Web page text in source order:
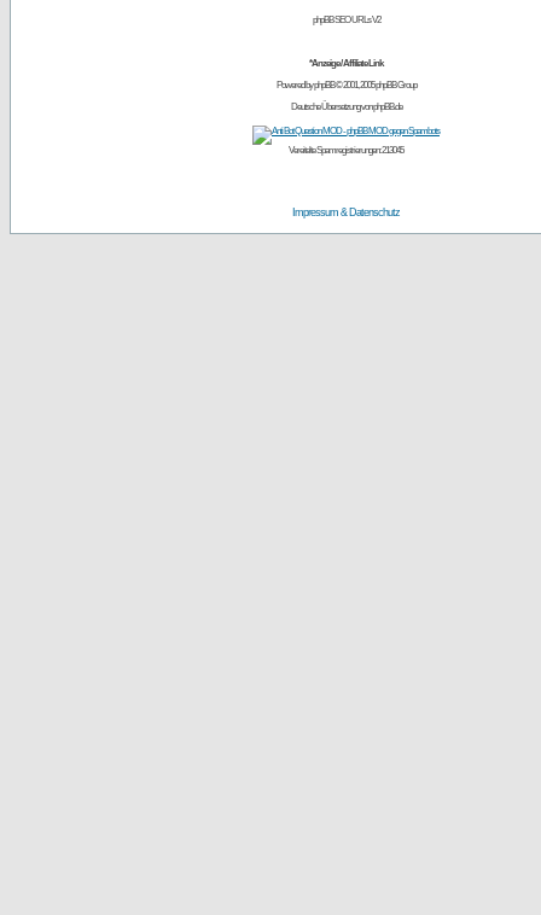
phpBB SEO URLs V2
*Anzeige / Affiliate Link
Powered byphpBB© 2001, 2005 phpBB Group
Deutsche Übersetzung vonphpBB.de
Vereitelte Spamregistrierungen: 213045
Impressum & Datenschutz